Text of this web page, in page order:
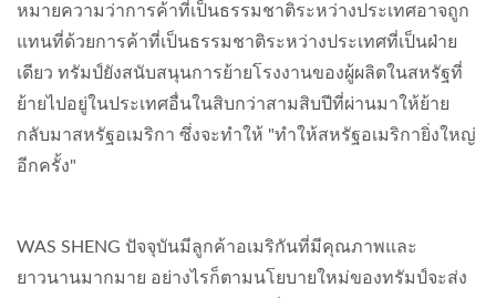
หมายความว่าการค้าที่เป็นธรรมชาติระหว่างประเทศอาจถูก
แทนที่ด้วยการค้าที่เป็นธรรมชาติระหว่างประเทศที่เป็นฝ่าย
เดียว ทรัมป์ยังสนับสนุนการย้ายโรงงานของผู้ผลิตในสหรัฐที่
ย้ายไปอยู่ในประเทศอื่นในสิบกว่าสามสิบปีที่ผ่านมาให้ย้าย
กลับมาสหรัฐอเมริกา ซึ่งจะทำให้ "ทำให้สหรัฐอเมริกายิ่งใหญ่
อีกครั้ง"
WAS SHENG ปัจจุบันมีลูกค้าอเมริกันที่มีคุณภาพและ
ยาวนานมากมาย อย่างไรก็ตามนโยบายใหม่ของทรัมป์จะส่ง